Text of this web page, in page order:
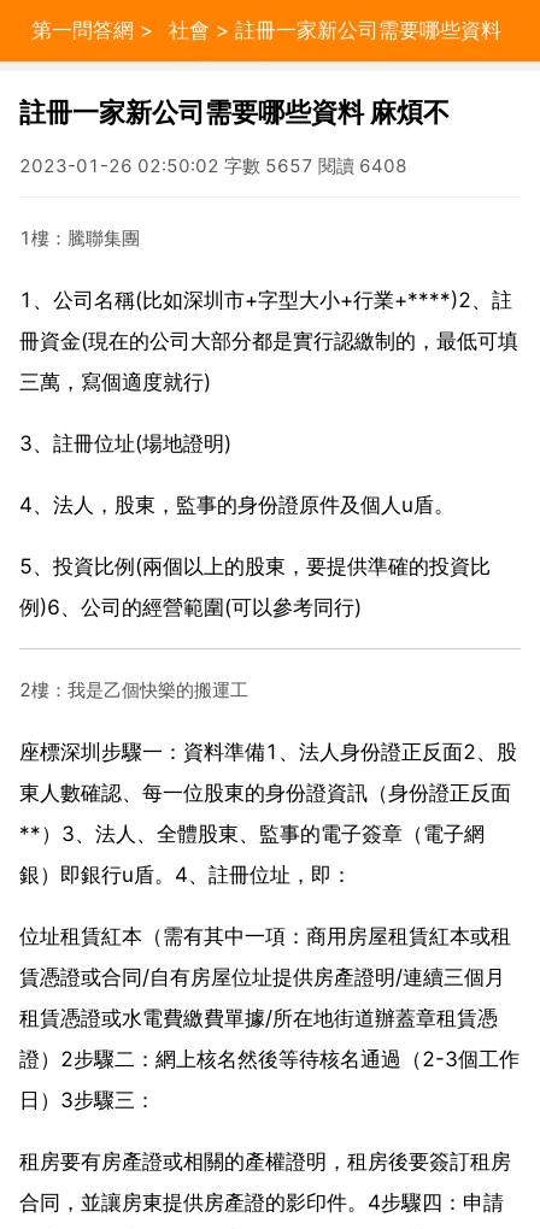
第一問答網 > 社會 > 註冊一家新公司需要哪些資料
麻煩不
註冊一家新公司需要哪些資料 麻煩不
2023-01-26 02:50:02 字數 5657 閱讀 6408
1樓：騰聯集團
1、公司名稱(比如深圳市+字型大小+行業+****)2、註
冊資金(現在的公司大部分都是實行認繳制的，最低可填
三萬，寫個適度就行)
3、註冊位址(場地證明)
4、法人，股東，監事的身份證原件及個人u盾。
5、投資比例(兩個以上的股東，要提供準確的投資比
例)6、公司的經營範圍(可以參考同行)
2樓：我是乙個快樂的搬運工
座標深圳步驟一：資料準備1、法人身份證正反面2、股‌‌
東人數確認、每一位股東的身份證資訊（身份證正反面
**）3、法人、全體股東、監事的電子簽章（電子網
銀）即銀行u盾。4、註冊位址，即：
位址租賃紅本（需有其中一項：商用房屋租賃紅本或租
賃憑證或合同/自有房屋位址提供房產證明/連續三個月
租賃憑證或水電費繳費單據/所在地街道辦蓋章租賃憑
證）2步驟二：網上核名然後等待核名通過（2-3個工作
日）3步驟三：
租房要有房產證或相關的產權證明，租房後要簽訂租房
合同，並讓房東提供房產證的影印件。4步驟四：申請